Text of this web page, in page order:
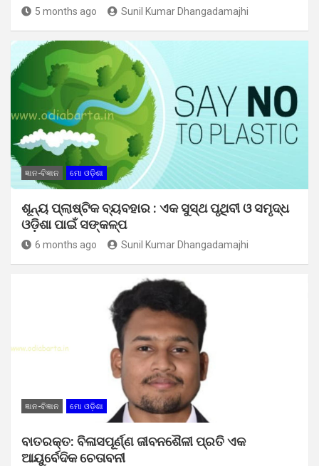
5 months ago Sunil Kumar Dhangadamajhi
ଜ୍ଞାନ-ବିଜ୍ଞାନ ମୋ ଓଡ଼ିଶା
ଶୂନ୍ୟ ପ୍ଲାଷ୍ଟିକ ବ୍ୟବହାର : ଏକ ସୁସ୍ଥ ପୃଥିବୀ ଓ ସମୃଦ୍ଧ
ଓଡ଼ିଶା ପାଇଁ ସଙ୍କଳ୍ପ
6 months ago Sunil Kumar Dhangadamajhi
ଜ୍ଞାନ-ବିଜ୍ଞାନ ମୋ ଓଡ଼ିଶା
ବାତରକ୍ତ: ବିଳାସପୂର୍ଣ୍ଣ ଜୀବନଶୈଳୀ ପ୍ରତି ଏକ
ଆୟୁର୍ବେଦିକ ଚେତାବନୀ